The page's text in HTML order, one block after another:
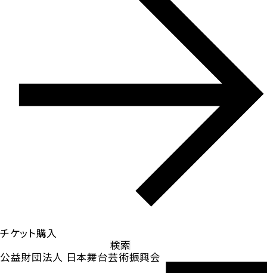
チケット購入
検
索:
公益財団法人 日本舞台芸術振興会